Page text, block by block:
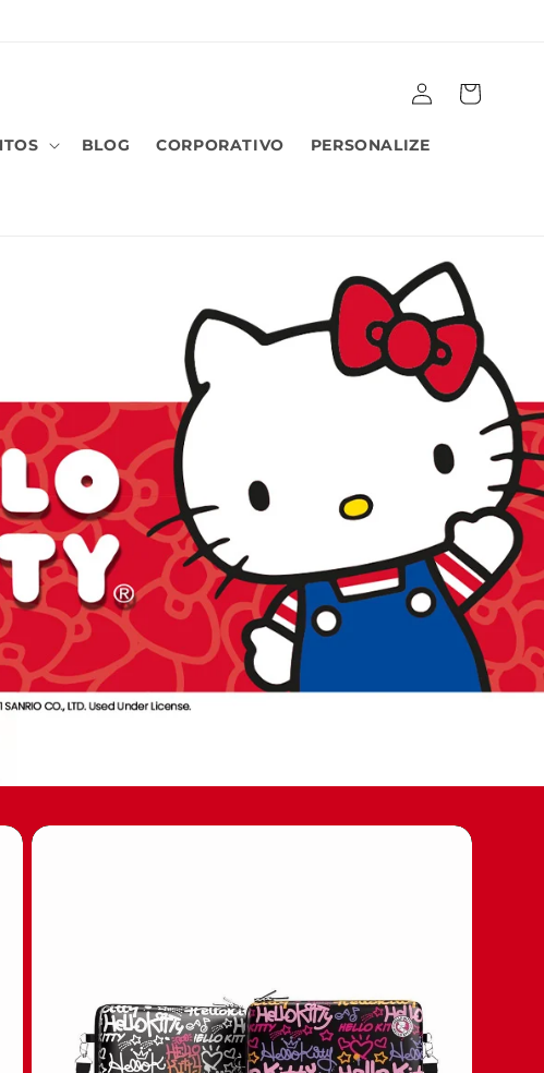
BLOG CORPORATIVO PERSONALIZE
login
Carrinho